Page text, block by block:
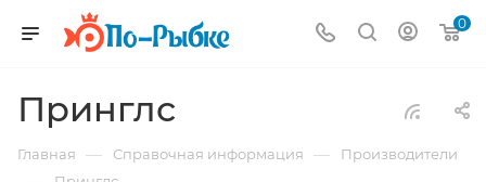
0
Принглс
Главная — Справочная информация — Производители